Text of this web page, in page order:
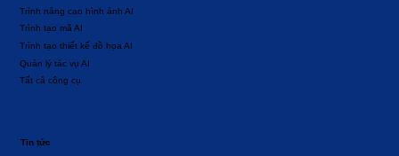
Tất cả công cụ
Quản lý tác vụ AI
Trình tạo thiết kế đồ họa AI
Trình tạo mã AI
Trình nâng cao hình ảnh AI
Tin tức